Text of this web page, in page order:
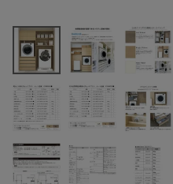
ロ 6尺セットプラ
ン ドラム式洗濯
機/開戸・引出し4
段 乾太くんプラン
その他衣類乾燥
機プラン 収納
(税込)
FAX注文はこちらから
カテゴリーから選ぶ
メーカーから選ぶ